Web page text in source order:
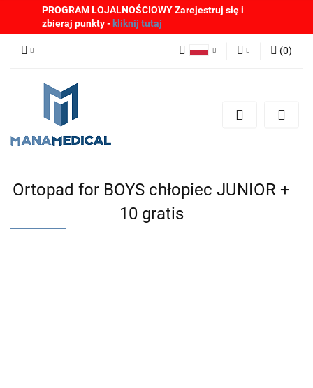
PROGRAM LOJALNOŚCIOWY Zarejestruj się i
zbieraj punkty - kliknij tutaj
Zarejestruj się
(0)
Ortopad for BOYS chłopiec JUNIOR +
10 gratis